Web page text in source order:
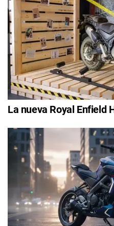
La nueva Royal Enfield